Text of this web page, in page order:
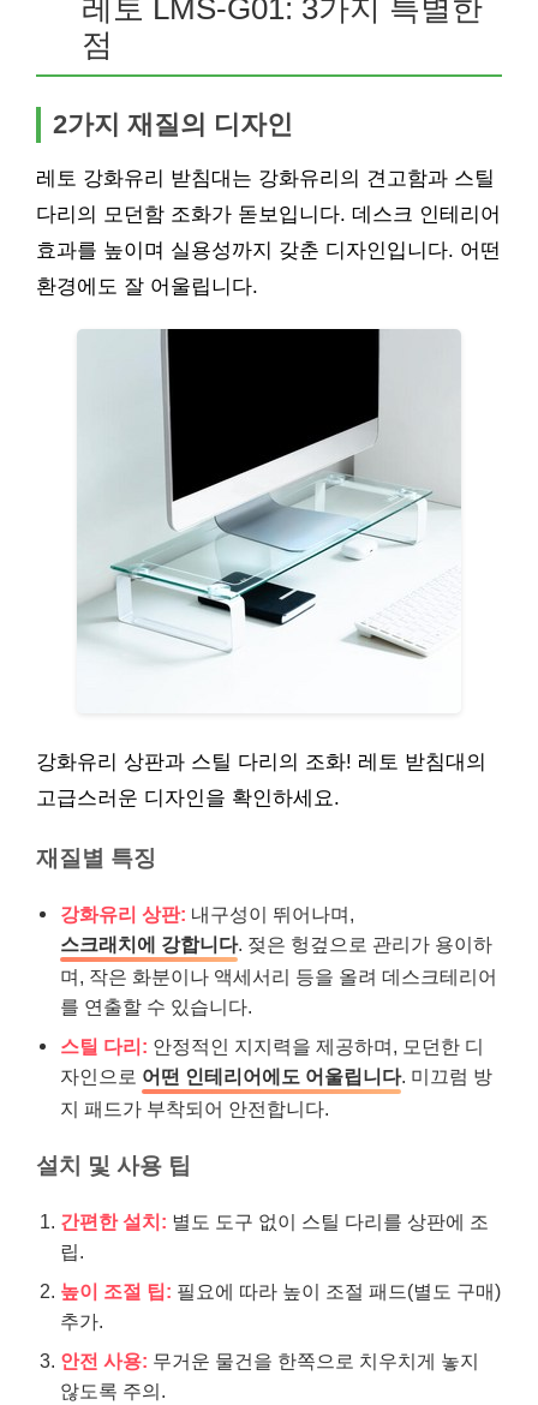
레토 LMS-G01: 3가지 특별한
점
2가지 재질의 디자인
레토 강화유리 받침대는 강화유리의 견고함과 스틸
다리의 모던함 조화가 돋보입니다. 데스크 인테리어
효과를 높이며 실용성까지 갖춘 디자인입니다. 어떤
환경에도 잘 어울립니다.
강화유리 상판과 스틸 다리의 조화! 레토 받침대의
고급스러운 디자인을 확인하세요.
재질별 특징
강화유리 상판: 내구성이 뛰어나며,
스크래치에 강합니다. 젖은 헝겊으로 관리가 용이하
며, 작은 화분이나 액세서리 등을 올려 데스크테리어
를 연출할 수 있습니다.
스틸 다리: 안정적인 지지력을 제공하며, 모던한 디
자인으로 어떤 인테리어에도 어울립니다. 미끄럼 방
지 패드가 부착되어 안전합니다.
설치 및 사용 팁
간편한 설치: 별도 도구 없이 스틸 다리를 상판에 조
립.
높이 조절 팁: 필요에 따라 높이 조절 패드(별도 구매)
추가.
안전 사용: 무거운 물건을 한쪽으로 치우치게 놓지
않도록 주의.